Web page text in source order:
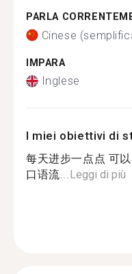
PARLA
Cinese
IMPARA
Inglese
I miei obiettivi di
每天进步一点点 可
口语流...Leggi di più